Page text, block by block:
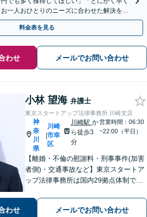
一人おひとりのニーズに合わせた解決を目
料金表を見る
わせ メールでお問い合わせ
小林 望海 弁護士
東京スタートアップ法律事務所 川崎支店
神
奈
川
県
|
川崎
市幸
区
川崎駅 か
ら徒歩3
分
営業時間：06:30
~22:00（平日）
【離婚・不倫の慰謝料・刑事事件(加害
者側)・交通事故など】東京スタートア
ップ法律事務所は国内29拠点体制で全
対応(法律相談は完全予約制)】各分野で
専門性の高い弁護士が寄り添い解決を
わせ メールでお問い合わせ